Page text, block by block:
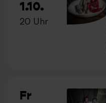
1.10.
20 Uhr
Fr